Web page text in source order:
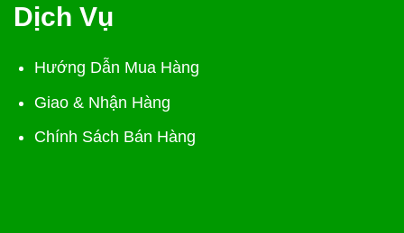
Dịch Vụ
Hướng Dẫn Mua Hàng
Giao & Nhận Hàng
Chính Sách Bán Hàng